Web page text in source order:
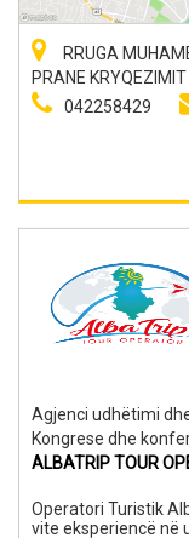
RRUGA
PRANE
042258429
Agjenci udhëtimi
Kongrese dhe
ALBATRIP TOUR
Operatori Turistik
vite eksperiencë në